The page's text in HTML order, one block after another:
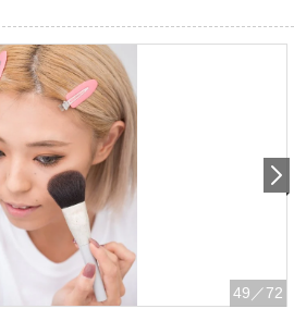
49 ／72